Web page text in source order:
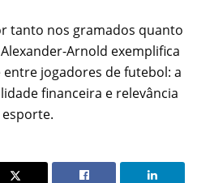
tanto nos gramados quanto
Arnold exemplifica
jogadores de futebol: a
financeira e relevância